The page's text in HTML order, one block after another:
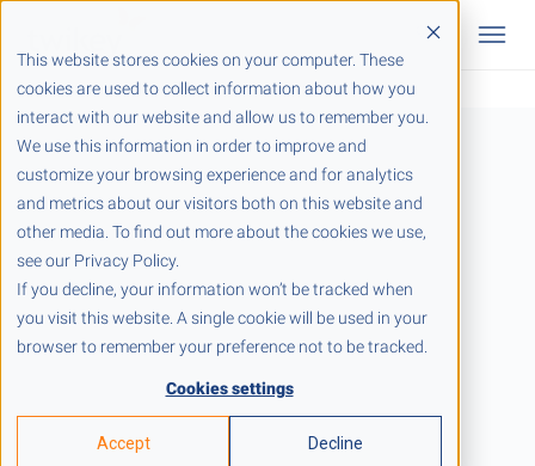
This website stores cookies on your computer. These
cookies are used to collect information about how you
interact with our website and allow us to remember you.
We use this information in order to improve and
customize your browsing experience and for analytics
and metrics about our visitors both on this website and
other media. To find out more about the cookies we use,
see our Privacy Policy.
If you decline, your information won’t be tracked when
you visit this website. A single cookie will be used in your
browser to remember your preference not to be tracked.
Cookies settings
Accept Decline